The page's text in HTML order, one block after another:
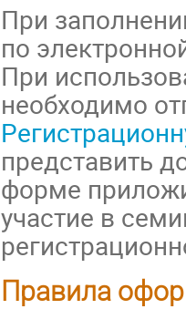
При
по
При
необходимо
представить
форме
участие в
Правила